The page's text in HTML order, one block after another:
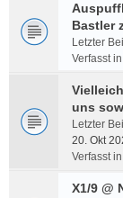
Bastler
Letzter
Verfasst in
uns
Letzter
20. Okt
Verfasst in
X1/9 @